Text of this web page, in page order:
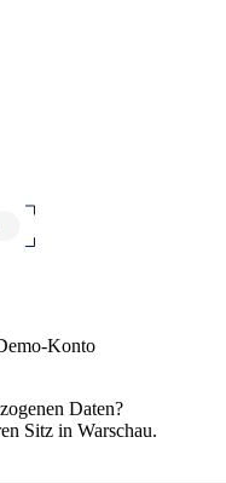
Konto
Daten?
Sitz in Warschau.